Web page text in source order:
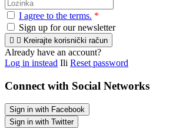
I agree to the terms. *
Sign up for our newsletter
  Kreirajte korisnički račun
Already have an account?
Log in instead Ili Reset password
Connect with Social Networks
Sign in with Facebook
Sign in with Twitter